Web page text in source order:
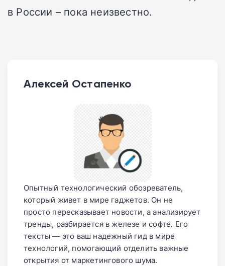
в России – пока неизвестно.
Алексей Остапенко
Опытный технологический обозреватель,
который живет в мире гаджетов. Он не
просто пересказывает новости, а анализирует
тренды, разбирается в железе и софте. Его
тексты — это ваш надежный гид в мире
технологий, помогающий отделить важные
открытия от маркетингового шума.